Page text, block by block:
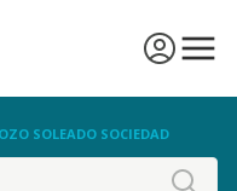
SOLEADO SOCIEDAD